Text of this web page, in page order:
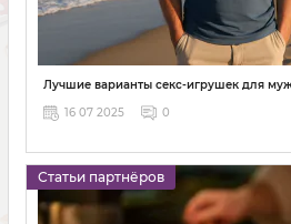
Лучшие варианты секс-игрушек для
16 07 2025
0
Статьи партнёров